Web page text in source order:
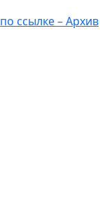
ссылке – Архив